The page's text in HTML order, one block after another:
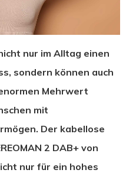
nur im Alltag einen
sondern können auch
Mehrwert
mit
Der kabellose
2 DAB+ von
nur für ein hohes